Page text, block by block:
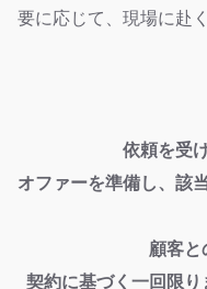
要に応じて、現場に赴
依頼を受
オファーを準備し、該
顧客と
契約に基づく一回限